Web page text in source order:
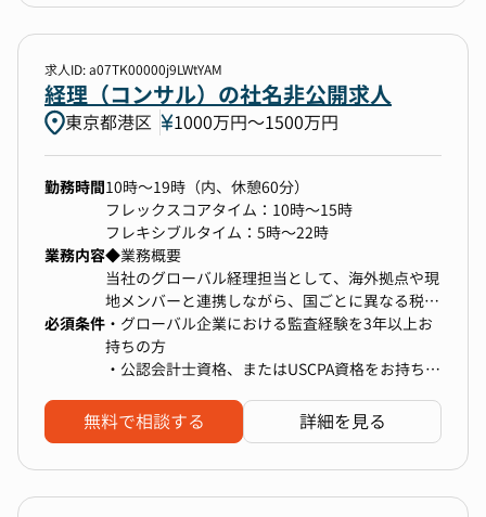
の業務やチームマネージメントについても積極的
にお任せしたいと考えておりますので、成長企業
の非常にエキサイティングな環境でパフォーマン
スを発揮していただけます。
1：経理・財務・税務に関する経営課題に責任者
（候補）として携わることができる
に密接に関連する経理財務領域の業務をすべて責
任者の立場でご担当いただくことになります。
新たにグループインする会社や新規事業立ち上げ
長を実感していただけます。
2：変化の大きい環境で経験値を積み上げ、対応
領域を広げることができる
当社は上場企業でありながら、次なる成長に向け
て事業・組織ともに変化の大きい環境です。現状
の経理財務部門にある各機能についても、グルー
プの変化に応じてアップデートが必要となりま
す。このような環境でご自身の経験値を積み上
げ、スキルの向上、対応領域の広がりを実感して
いただけます。
■今後の事業展望
「2035年までに新車販売でEV車100%を実現す
る」と日本政府が発表し、
将来ガソリン車、ディーゼル車から、電気自動車
(EV)に完全シフトすることが予想されています。
弊社では"2027年までに10万口／2030年までに
20万口のEV充電器の設置"の目標を掲げておりま
す。
既にインド・インドネシア・タイへ進出してお
り、アジアNo.1のベンチャーを目指します。
月次・年次決算の締め作業、これに紐づく経理業
務全般
求人ID: a07TK00000j9LWtYAM
経理（コンサル）の社名非公開求人
東京都港区 1000万円〜1500万円
勤務時間10時～19時（内、休憩60分）
フレックスコアタイム：10時～15時
フレキシブルタイム：5時～22時
業務内容◆業務概要
当社のグローバル経理担当として、海外拠点や現
地メンバーと連携しながら、国ごとに異なる税
務・会計ルールに対応した経理業務を担っていた
だきます。グループ全体の経理品質向上に寄与い
ただきます。
の整備や各種会計実務まで、変化を楽しみながら
推進いただける方からのご応募をお待ちしており
必須条件 ・グローバル企業における監査経験を3年以上お
持ちの方
・公認会計士資格、またはUSCPA資格をお持ちの
無料で相談する 詳細を見る